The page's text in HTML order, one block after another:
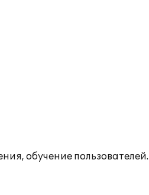
обучение пользователей.